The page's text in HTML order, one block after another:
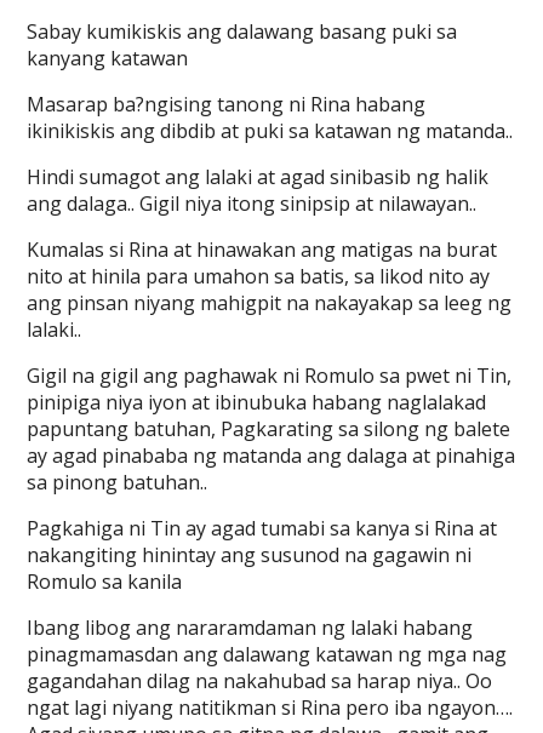
Sabay kumikiskis ang dalawang basang puki sa
kanyang katawan
Masarap ba?ngising tanong ni Rina habang
ikinikiskis ang dibdib at puki sa katawan ng matanda..
Hindi sumagot ang lalaki at agad sinibasib ng halik
ang dalaga.. Gigil niya itong sinipsip at nilawayan..
Kumalas si Rina at hinawakan ang matigas na burat
nito at hinila para umahon sa batis, sa likod nito ay
ang pinsan niyang mahigpit na nakayakap sa leeg ng
lalaki..
Gigil na gigil ang paghawak ni Romulo sa pwet ni Tin,
pinipiga niya iyon at ibinubuka habang naglalakad
papuntang batuhan, Pagkarating sa silong ng balete
ay agad pinababa ng matanda ang dalaga at pinahiga
sa pinong batuhan..
Pagkahiga ni Tin ay agad tumabi sa kanya si Rina at
nakangiting hinintay ang susunod na gagawin ni
Romulo sa kanila
Ibang libog ang nararamdaman ng lalaki habang
pinagmamasdan ang dalawang katawan ng mga nag
gagandahan dilag na nakahubad sa harap niya.. Oo
ngat lagi niyang natitikman si Rina pero iba ngayon….